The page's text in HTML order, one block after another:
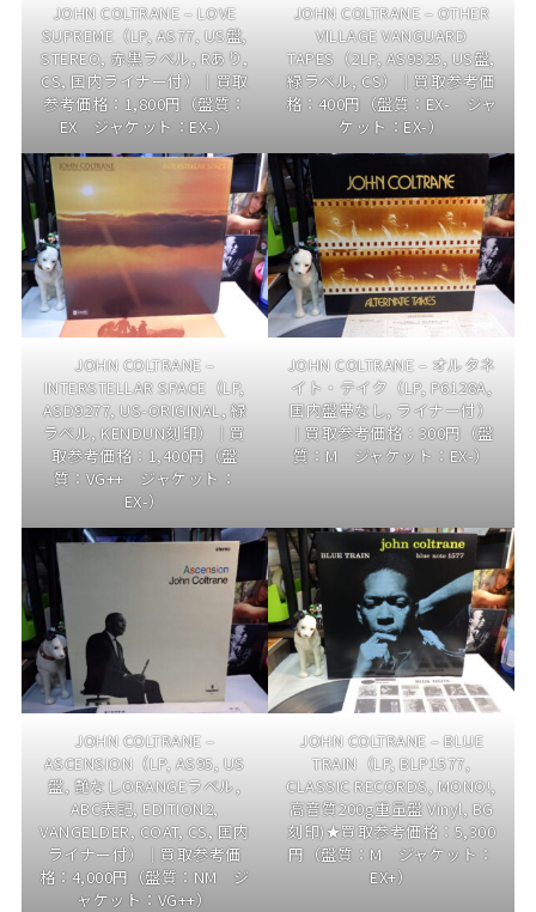
JOHN COLTRANE – LOVE
SUPREME（LP, AS77, US盤,
STEREO, 赤黒ラベル, Rあり,
CS, 国内ライナー付）｜買取
参考価格：1,800円（盤質：
EX ジャケット：EX-）
JOHN COLTRANE – OTHER
VILLAGE VANGUARD
TAPES（2LP, AS9325, US盤,
緑ラベル, CS）｜買取参考価
格：400円（盤質：EX- ジャ
ケット：EX-）
JOHN COLTRANE –
INTERSTELLAR SPACE（LP,
ASD9277, US-ORIGINAL, 緑
ラベル, KENDUN刻印）｜買
取参考価格：1,400円（盤
質：VG++ ジャケット：
EX-）
JOHN COLTRANE – オルタネ
イト・テイク（LP, P6128A,
国内盤帯なし, ライナー付）
｜買取参考価格：300円（盤
質：M ジャケット：EX-）
JOHN COLTRANE –
ASCENSION（LP, AS95, US
盤, 艶なしORANGEラベル,
ABC表記, EDITION2,
VANGELDER, COAT, CS, 国内
ライナー付）｜買取参考価
格：4,000円（盤質：NM ジ
ャケット：VG++）
JOHN COLTRANE – BLUE
TRAIN（LP, BLP1577,
CLASSIC RECORDS, MONO!,
高音質200g重量盤 Vinyl, BG
刻印)★買取参考価格：5,300
円（盤質：M ジャケット：
EX+）